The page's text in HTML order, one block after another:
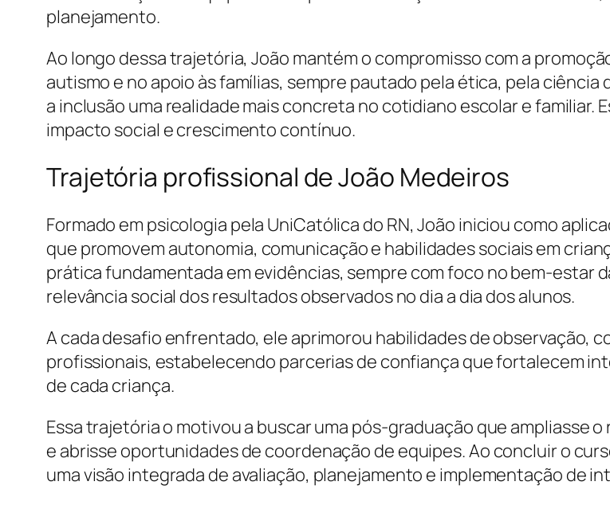
planejamento.
Ao longo dessa trajetória, João mantém o compromisso com a
autismo e no apoio às famílias, sempre pautado pela ética, pela
a inclusão uma realidade mais concreta no cotidiano escolar e familiar.
impacto social e crescimento contínuo.
Trajetória profissional de João Medeiros
Formado em psicologia pela UniCatólica do RN, João iniciou como
que promovem autonomia, comunicação e habilidades sociais em
prática fundamentada em evidências, sempre com foco no bem-estar
relevância social dos resultados observados no dia a dia dos alunos.
A cada desafio enfrentado, ele aprimorou habilidades de observação,
profissionais, estabelecendo parcerias de confiança que fortalecem
de cada criança.
Essa trajetória o motivou a buscar uma pós-graduação que
e abrisse oportunidades de coordenação de equipes. Ao concluir o
uma visão integrada de avaliação, planejamento e implementação de